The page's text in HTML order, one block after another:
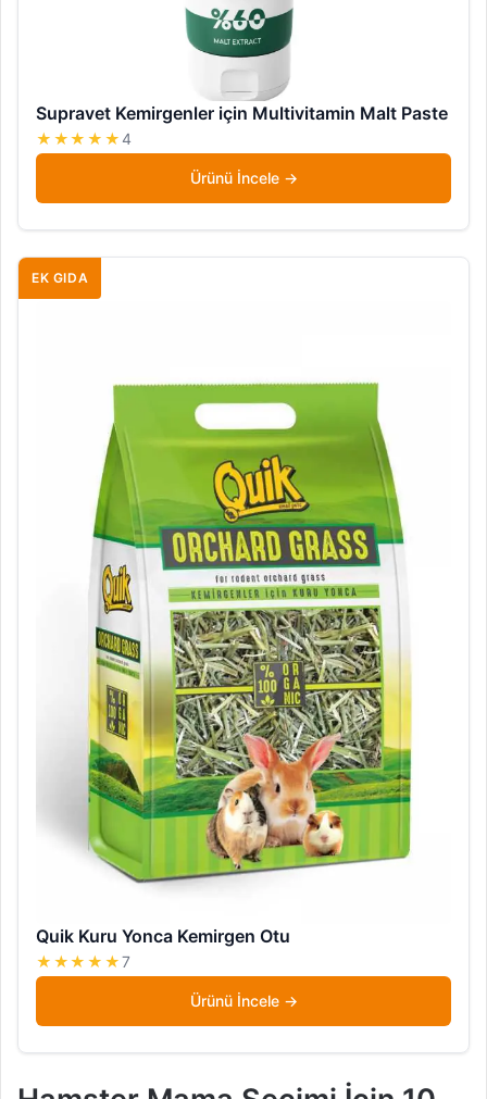
Supravet Kemirgenler için Multivitamin Malt Paste
★★★★★4
Ürünü İncele
EK GIDA
Quik Kuru Yonca Kemirgen Otu
★★★★★7
Ürünü İncele